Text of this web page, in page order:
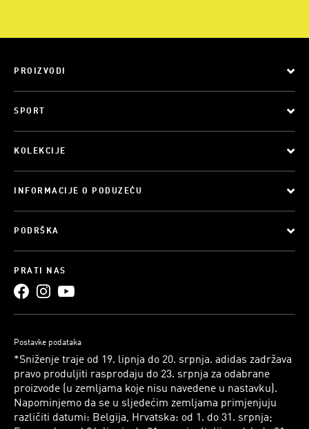
PROIZVODI
SPORT
KOLEKCIJE
INFORMACIJE O PODUZEĆU
PODRŠKA
PRATI NAS
Postavke podataka
*Sniženje traje od 19. lipnja do 20. srpnja. adidas zadržava
pravo produljiti rasprodaju do 23. srpnja za odabrane
proizvode (u zemljama koje nisu navedene u nastavku).
Napominjemo da se u sljedećim zemljama primjenjuju
različiti datumi: Belgija, Hrvatska: od 1. do 31. srpnja;